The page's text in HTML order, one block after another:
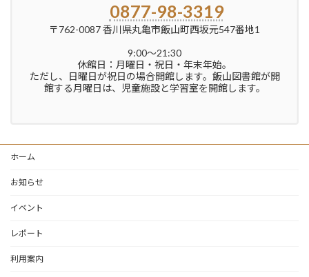
0877-98-3319
〒762-0087 香川県丸亀市飯山町西坂元547番地1
9:00〜21:30
休館日：月曜日・祝日・年末年始。
ただし、日曜日が祝日の場合開館します。飯山図書館が開
館する月曜日は、児童施設と学習室を開館します。
ホーム
お知らせ
イベント
レポート
利用案内